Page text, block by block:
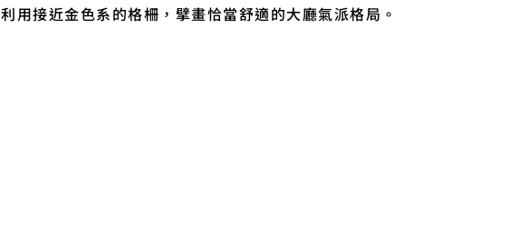
利用接近金色系的格柵，擘畫恰當舒適的大廳氣派格局。